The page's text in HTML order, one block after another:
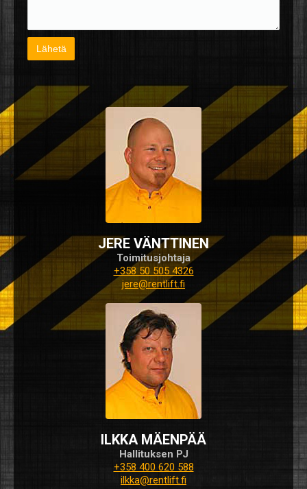
JERE VÄNTTINEN
Toimitusjohtaja
+358 50 505 4326
jere@rentlift.fi
ILKKA MÄENPÄÄ
Hallituksen PJ
+358 400 620 588
ilkka@rentlift.fi